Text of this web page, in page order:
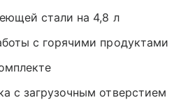
стали на 4,8 л
с горячими продуктами
с загрузочным отверстием